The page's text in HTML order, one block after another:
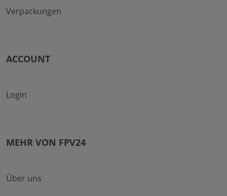
Verpackungen
ACCOUNT
Login
MEHR VON FPV24
Über uns